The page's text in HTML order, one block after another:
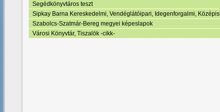
Segédkönyvtáros teszt
Sipkay Barna Kereskedelmi, Vendéglátóipari, Idegenforgalmi,
Szabolcs-Szatmár-Bereg megyei képeslapok
Városi Könyvtár, Tiszalök -cikk-